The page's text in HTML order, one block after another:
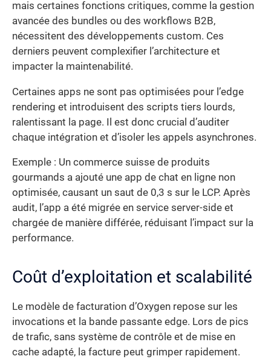
mais certaines fonctions critiques, comme la gestion
avancée des bundles ou des workflows B2B,
nécessitent des développements custom. Ces
derniers peuvent complexifier l’architecture et
impacter la maintenabilité.
Certaines apps ne sont pas optimisées pour l’edge
rendering et introduisent des scripts tiers lourds,
ralentissant la page. Il est donc crucial d’auditer
chaque intégration et d’isoler les appels asynchrones.
Exemple : Un commerce suisse de produits
gourmands a ajouté une app de chat en ligne non
optimisée, causant un saut de 0,3 s sur le LCP. Après
audit, l’app a été migrée en service server-side et
chargée de manière différée, réduisant l’impact sur la
performance.
Coût d’exploitation et scalabilité
Le modèle de facturation d’Oxygen repose sur les
invocations et la bande passante edge. Lors de pics
de trafic, sans système de contrôle et de mise en
cache adapté, la facture peut grimper rapidement.